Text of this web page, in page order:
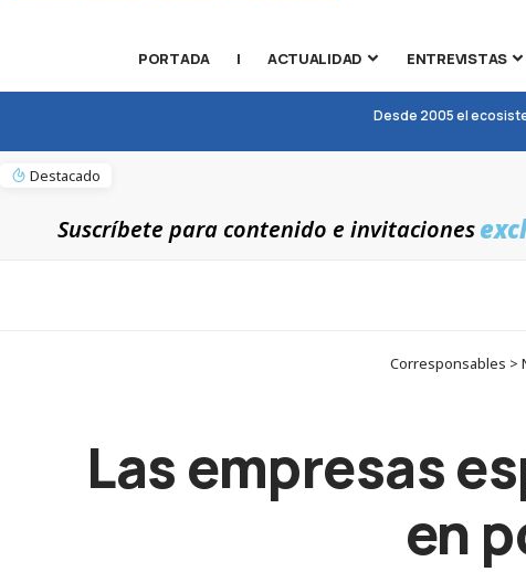
PORTADA | ACTUALIDAD ENTREVISTAS
Desde 2005 el
Destacado
Suscríbete para contenido e invitaciones
Corresponsables >
Las empresas
en